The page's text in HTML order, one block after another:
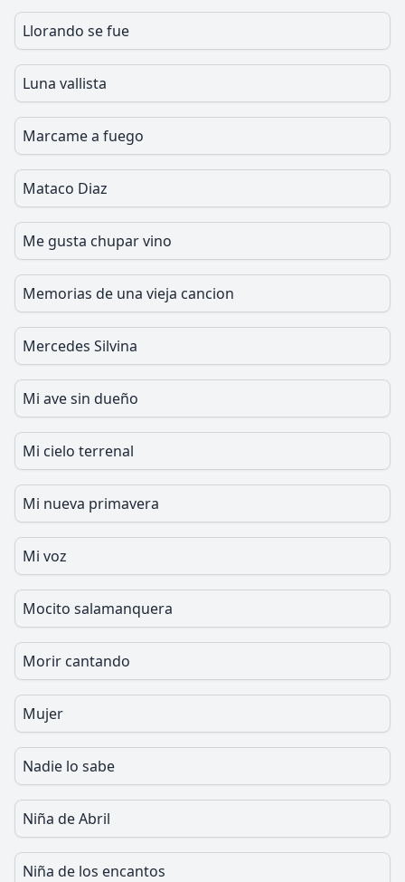
Llorando se fue
Luna vallista
Marcame a fuego
Mataco Diaz
Me gusta chupar vino
Memorias de una vieja cancion
Mercedes Silvina
Mi ave sin dueño
Mi cielo terrenal
Mi nueva primavera
Mi voz
Mocito salamanquera
Morir cantando
Mujer
Nadie lo sabe
Niña de Abril
Niña de los encantos